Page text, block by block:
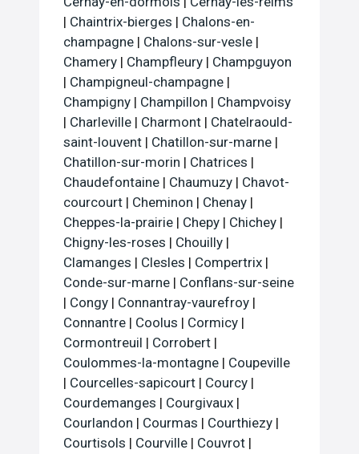
| Chaintrix-bierges | Chalons-en-
champagne | Chalons-sur-vesle |
Chamery | Champfleury | Champguyon
| Champigneul-champagne |
Champigny | Champillon | Champvoisy
| Charleville | Charmont | Chatelraould-
saint-louvent | Chatillon-sur-marne |
Chatillon-sur-morin | Chatrices |
Chaudefontaine | Chaumuzy | Chavot-
courcourt | Cheminon | Chenay |
Cheppes-la-prairie | Chepy | Chichey |
Chigny-les-roses | Chouilly |
Clamanges | Clesles | Compertrix |
Conde-sur-marne | Conflans-sur-seine
| Congy | Connantray-vaurefroy |
Connantre | Coolus | Cormicy |
Cormontreuil | Corrobert |
Coulommes-la-montagne | Coupeville
| Courcelles-sapicourt | Courcy |
Courdemanges | Courgivaux |
Courlandon | Courmas | Courthiezy |
Courtisols | Courville | Couvrot |